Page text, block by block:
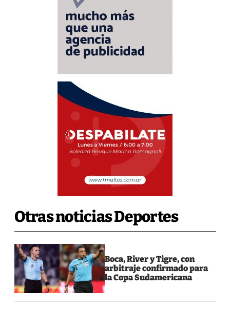
Otras noticias Deportes
Boca, River y Tigre, con
arbitraje confirmado para
la Copa Sudamericana